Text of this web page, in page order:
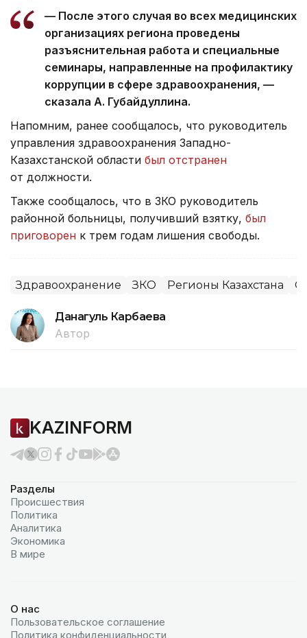
— После этого случая во всех медицинских
организациях региона проведены
разъяснительная работа и специальные
семинары, направленные на профилактику
коррупции в сфере здравоохранения, —
сказала А. Губайдуллина.
Напомним, ранее сообщалось, что руководитель
управления здравоохранения Западно-
Казахстанской области был отстранен
от должности.
Также сообщалось, что в ЗКО руководитель
районной больницы, получивший взятку, был
приговорен к трем годам лишения свободы.
Здравоохранение ЗКО Регионы Казахстана
Данагуль Карбаева
Автор
KAZINFORM
Разделы
Происшествия
Политика
Аналитика
Экономика
В мире
О нас
Пользовательское соглашение
Политика конфиденциальности